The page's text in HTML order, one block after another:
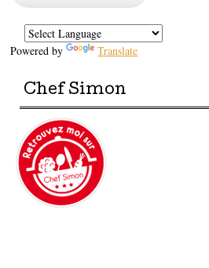
Powered by Translate
Chef Simon